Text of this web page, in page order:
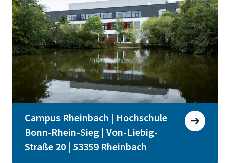
Campus Rheinbach | Hochschule
Bonn-Rhein-Sieg | Von-Liebig-
Straße 20 | 53359 Rheinbach